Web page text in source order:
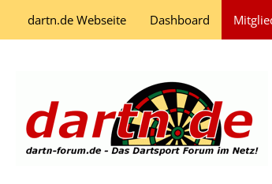
dartn.de Webseite Dashboard